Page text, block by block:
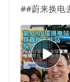
##蔚来换电